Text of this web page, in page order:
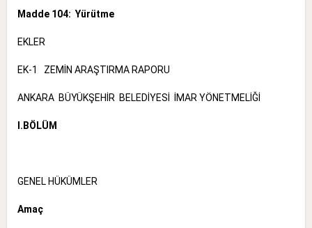
Madde 104: Yürütme
EKLER
EK-1 ZEMİN ARAŞTIRMA RAPORU
ANKARA BÜYÜKŞEHİR BELEDİYESİ İMAR YÖNETMELİĞİ
I.BÖLÜM
GENEL HÜKÜMLER
Amaç